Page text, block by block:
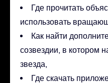
Где прочитать
использовать
Как найти
созвездии, в котором
звезда,
Где скачать